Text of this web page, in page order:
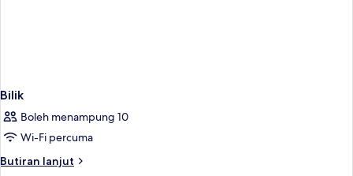
Bilik
Boleh menampung 10
Wi-Fi percuma
Butiran lanjut
Butiran